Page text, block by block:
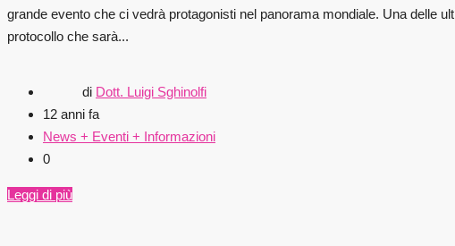
grande evento che ci vedrà protagonisti nel panorama mondiale. Una delle
protocollo che sarà...
di Dott. Luigi Sghinolfi
12 anni fa
News + Eventi + Informazioni
0
Leggi di più